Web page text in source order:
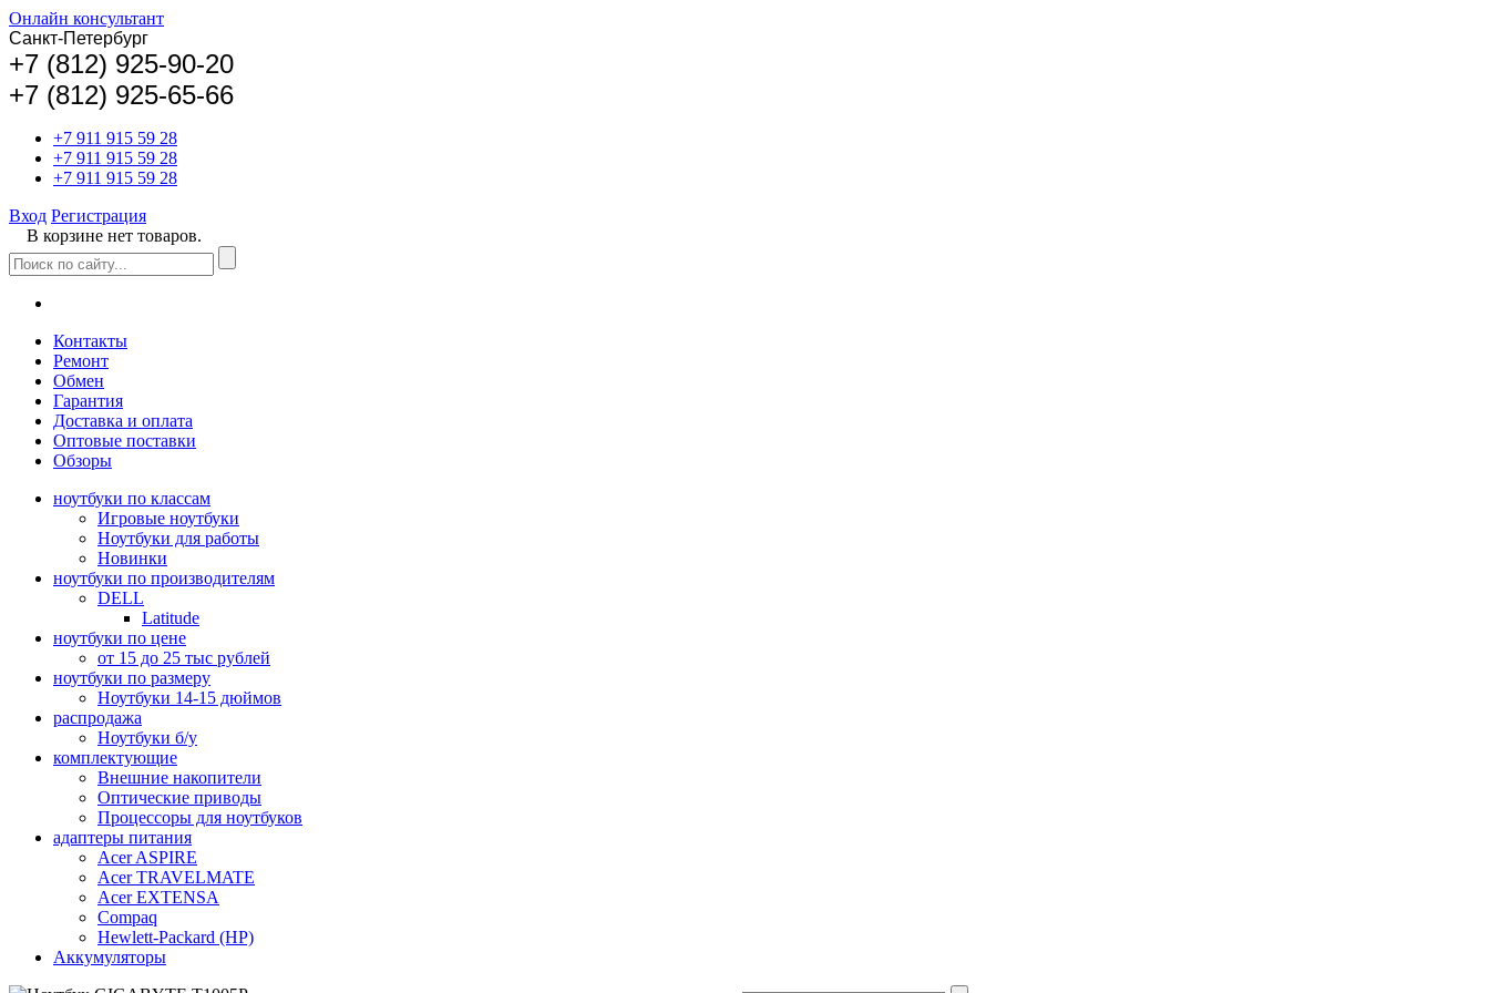
Онлайн консультант
Санкт-Петербург
+7 (812) 925-90-20
+7 (812) 925-65-66
+7 911 915 59 28
+7 911 915 59 28
+7 911 915 59 28
Вход Регистрация
В корзине нет товаров.
Контакты
Ремонт
Обмен
Гарантия
Доставка и оплата
Оптовые поставки
Обзоры
ноутбуки по классам
Игровые ноутбуки
Ноутбуки для работы
Новинки
ноутбуки по производителям
DELL
Latitude
ноутбуки по цене
от 15 до 25 тыс рублей
ноутбуки по размеру
Ноутбуки 14-15 дюймов
распродажа
Ноутбуки б/у
комплектующие
Внешние накопители
Оптические приводы
Процессоры для ноутбуков
адаптеры питания
Acer ASPIRE
Acer TRAVELMATE
Acer EXTENSA
Compaq
Hewlett-Packard (HP)
Аккумуляторы